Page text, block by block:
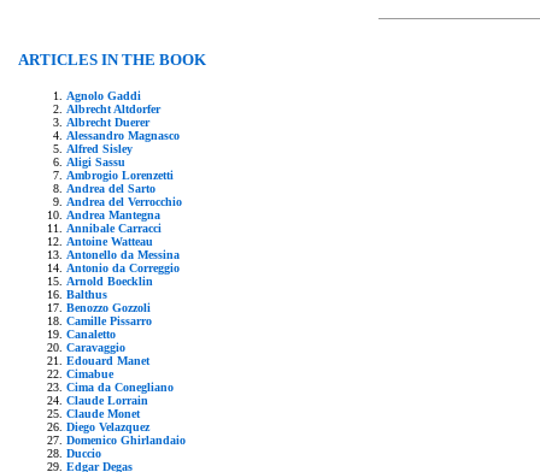
ARTICLES IN THE BOOK
Agnolo Gaddi
Albrecht Altdorfer
Albrecht Duerer
Alessandro Magnasco
Alfred Sisley
Aligi Sassu
Ambrogio Lorenzetti
Andrea del Sarto
Andrea del Verrocchio
Andrea Mantegna
Annibale Carracci
Antoine Watteau
Antonello da Messina
Antonio da Correggio
Arnold Boecklin
Balthus
Benozzo Gozzoli
Camille Pissarro
Canaletto
Caravaggio
Edouard Manet
Cimabue
Cima da Conegliano
Claude Lorrain
Claude Monet
Diego Velazquez
Domenico Ghirlandaio
Duccio
Edgar Degas